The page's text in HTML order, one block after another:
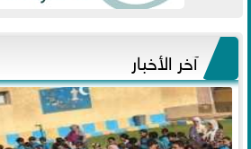
آخر الأخبار